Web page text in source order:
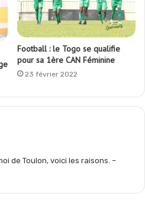
Football : le Togo se qualifie
pour sa 1ère CAN Féminine
23 février 2022
de Toulon, voici les raisons. –